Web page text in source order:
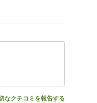
なクチコミを報告する